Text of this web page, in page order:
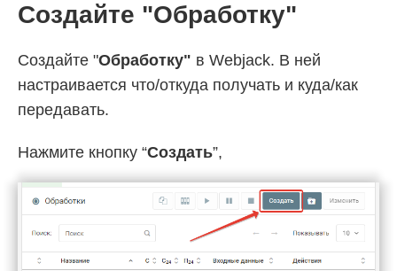
Создайте "Обработку"
Создайте "Обработку" в Webjack. В ней
настраивается что/откуда получать и куда/как
передавать.
Нажмите кнопку “Создать”,